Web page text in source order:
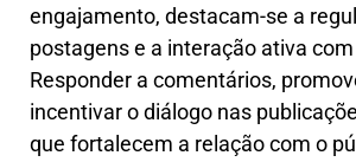
engajamento, destacam-se a
postagens e a interação ativa
Responder a comentários,
incentivar o diálogo nas
que fortalecem a relação com o